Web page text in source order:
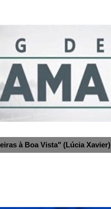
à Boa Vista" (Lúcia Xavier)